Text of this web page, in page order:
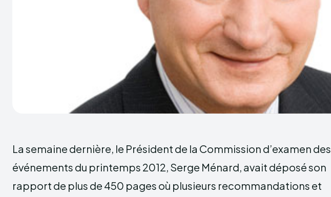
La semaine dernière, le Président de la Commission d’examen des
événements du printemps 2012, Serge Ménard, avait déposé son
rapport de plus de 450 pages où plusieurs recommandations et